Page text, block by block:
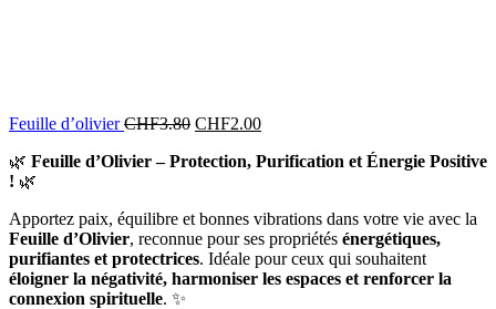
Feuille d’olivierCHF3.80 CHF2.00
🌿 Feuille d’Olivier – Protection, Purification et Énergie Positive
! 🌿
Apportez paix, équilibre et bonnes vibrations dans votre vie avec la
Feuille d’Olivier, reconnue pour ses propriétés énergétiques,
purifiantes et protectrices. Idéale pour ceux qui souhaitent
éloigner la négativité, harmoniser les espaces et renforcer la
connexion spirituelle. ✨